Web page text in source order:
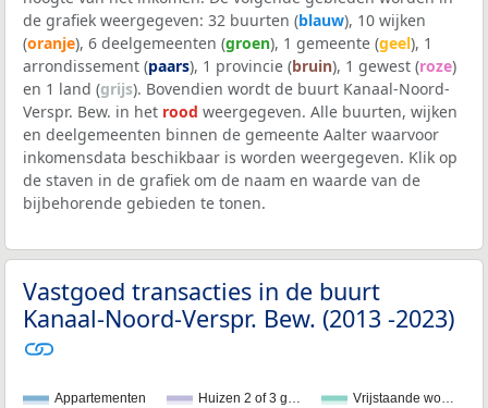
de grafiek weergegeven: 32 buurten (blauw), 10 wijken
(oranje), 6 deelgemeenten (groen), 1 gemeente (geel), 1
arrondissement (paars), 1 provincie (bruin), 1 gewest (roze)
en 1 land (grijs). Bovendien wordt de buurt Kanaal-Noord-
Verspr. Bew. in het rood weergegeven. Alle buurten, wijken
en deelgemeenten binnen de gemeente Aalter waarvoor
inkomensdata beschikbaar is worden weergegeven. Klik op
de staven in de grafiek om de naam en waarde van de
bijbehorende gebieden te tonen.
Vastgoed transacties in de buurt
Kanaal-Noord-Verspr. Bew. (2013 -2023)
Appartementen Huizen 2 of 3 g… Vrijstaande wo…